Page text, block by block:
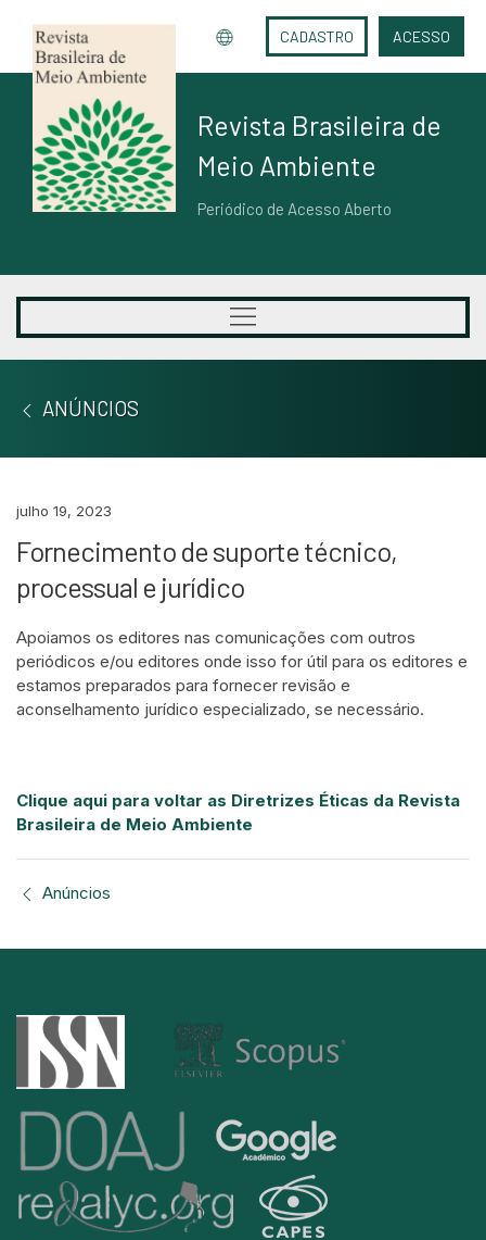
CADASTRO ACESSO
Revista Brasileira de
Meio Ambiente
Periódico de Acesso Aberto
ANÚNCIOS
julho 19, 2023
Fornecimento de suporte técnico,
processual e jurídico
Apoiamos os editores nas comunicações com outros
periódicos e/ou editores onde isso for útil para os editores e
estamos preparados para fornecer revisão e
aconselhamento jurídico especializado, se necessário.
Clique aqui para voltar as Diretrizes Éticas da Revista
Brasileira de Meio Ambiente
Anúncios